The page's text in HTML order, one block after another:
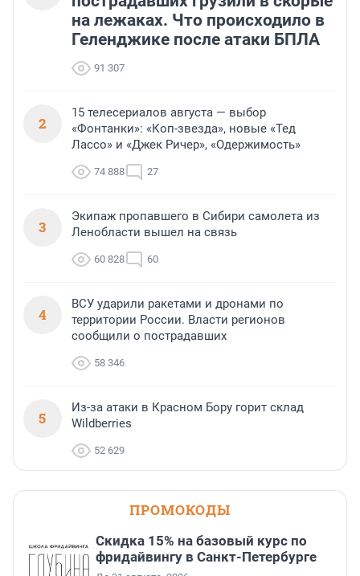
на лежаках. Что происходило в
Геленджике после атаки БПЛА
91 307
2
15 телесериалов августа — выбор
«Фонтанки»: «Коп-звезда», новые «Тед
Лассо» и «Джек Ричер», «Одержимость»
74 888 27
3
Экипаж пропавшего в Сибири самолета из
Ленобласти вышел на связь
60 828 60
4
ВСУ ударили ракетами и дронами по
территории России. Власти регионов
сообщили о пострадавших
58 346
5
Из-за атаки в Красном Бору горит склад
Wildberries
52 629
ПРОМОКОДЫ
Скидка 15% на базовый курс по
фридайвингу в Санкт-Петербурге